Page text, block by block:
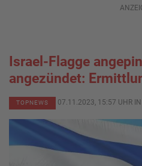
Israel-Flagge
angezündet:
TOPNEWS 07.11.2023, 15:57 UHR IN